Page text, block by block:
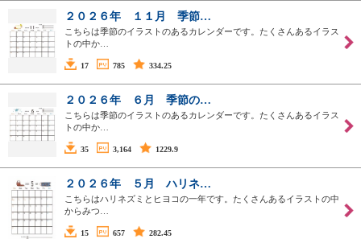
２０２６年 １１月 季節…
こちらは季節のイラストのあるカレンダーです。たくさんあるイラス
トの中か…
17 785 334.25
２０２６年 ６月 季節の…
こちらは季節のイラストのあるカレンダーです。たくさんあるイラス
トの中か…
35 3,164 1229.9
２０２６年 ５月 ハリネ…
こちらはハリネズミとヒヨコの一年です。たくさんあるイラストの中
からみつ…
15 657 282.45